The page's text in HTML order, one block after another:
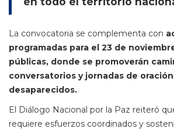
La convocatoria se complementa con
programadas para el 23 de
públicas, donde se promoverán
conversatorios y jornadas de
desaparecidos.
El Diálogo Nacional por la Paz reiteró
requiere esfuerzos coordinados y